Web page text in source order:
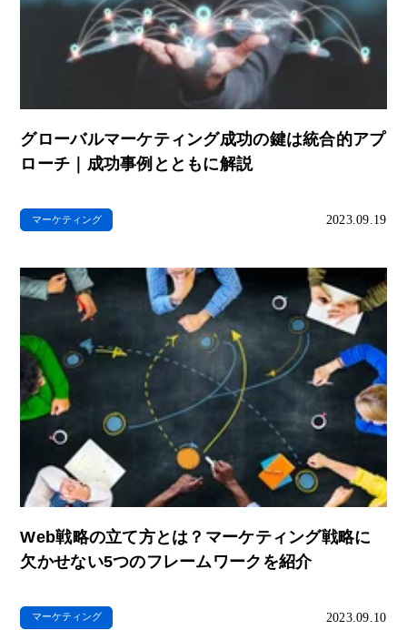
グローバルマーケティング成功の鍵は統合的アプ
ローチ｜成功事例とともに解説
マーケティング 2023.09.19
Web戦略の立て方とは？マーケティング戦略に
欠かせない5つのフレームワークを紹介
マーケティング 2023.09.10